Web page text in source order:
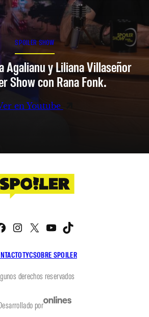
SPOILER SHOW
Agalianu y Liliana Villaseñor
Show con Rana Fonk.
en Youtube
TYCSOBRE SPOILER
Facebook
Instagram
X YouTube
derechos reservados
por